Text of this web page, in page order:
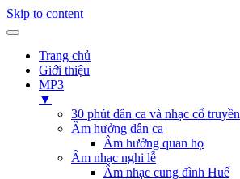
Skip to content
Trang chủ
Giới thiệu
MP3
▼
30 phút dân ca và nhạc cổ truyền
Âm hưởng dân ca
Âm hưởng quan họ
Âm nhạc nghi lễ
Âm nhạc cung đình Huế